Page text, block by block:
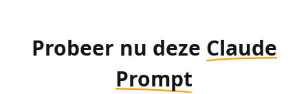
Probeer nu deze Claude
Prompt